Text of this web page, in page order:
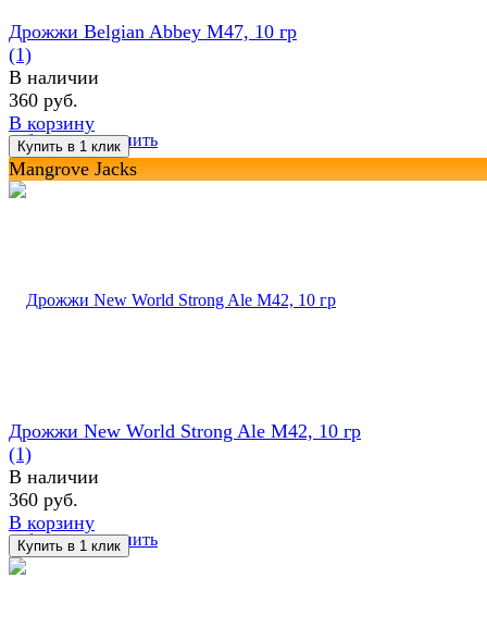
избранное сравнить
Дрожжи Belgian Abbey M47, 10 гр
(1)
В наличии
360 руб.
В корзину
Mangrove Jacks
избранное сравнить
Дрожжи New World Strong Ale M42, 10 гр
(1)
В наличии
360 руб.
В корзину